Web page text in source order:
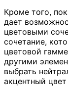
Кроме того,
дает
цветовыми
сочетание,
цветовой
другими
выбрать
акцентный